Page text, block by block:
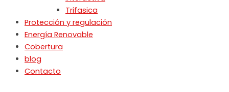
Trifasica
Protección y regulación
Energía Renovable
Cobertura
blog
Contacto